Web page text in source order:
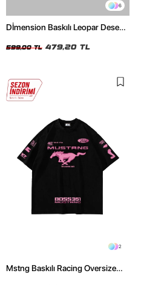
6
Dİmension Baskılı Leopar Desenli
Tshirt
599,00 TL 479,20 TL
2
Mstng Baskılı Racing Oversize